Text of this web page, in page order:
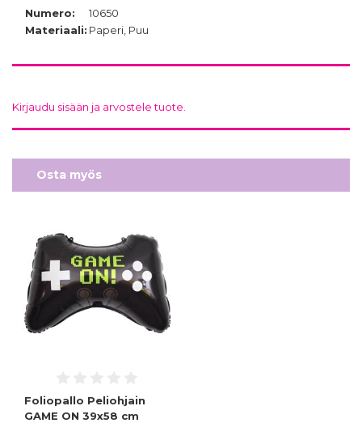
Numero:
10650
Materiaali: Paperi, Puu
Kirjaudu sisään ja arvostele tuote.
Osta myös
Foliopallo Peliohjain
GAME ON 39x58 cm